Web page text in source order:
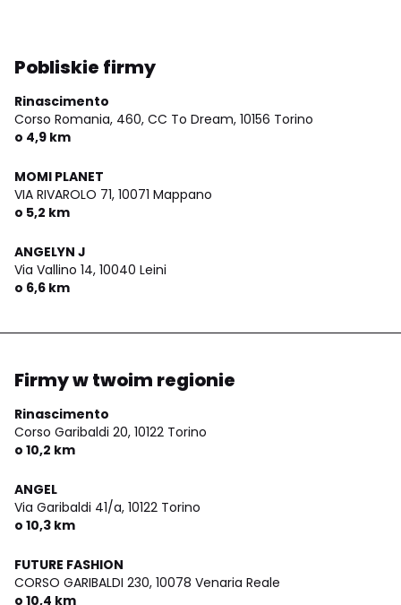
Pobliskie firmy
Rinascimento
Corso Romania, 460, CC To Dream, 10156 Torino
o 4,9 km
MOMI PLANET
VIA RIVAROLO 71, 10071 Mappano
o 5,2 km
ANGELYN J
Via Vallino 14, 10040 Leini
o 6,6 km
Firmy w twoim regionie
Rinascimento
Corso Garibaldi 20, 10122 Torino
o 10,2 km
ANGEL
Via Garibaldi 41/a, 10122 Torino
o 10,3 km
FUTURE FASHION
CORSO GARIBALDI 230, 10078 Venaria Reale
o 10,4 km